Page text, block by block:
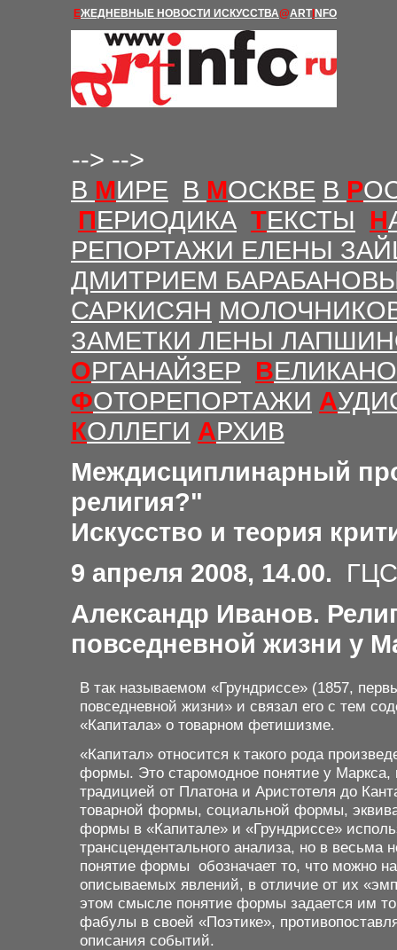
ЕЖЕДНЕВНЫЕ Н ОВОСТИ ИСКУССТВА@ARTI NFO
--> -->
В МИРЕ В МОСКВЕ В Р
ПЕРИОДИКА ТЕКСТЫ Н
РЕПОРТАЖИ ЕЛЕНЫ
ДМИТРИЕМ
САРКИСЯН
ЗАМЕТКИ ЛЕНЫ
ОРГАНАЙЗЕР В
ФОТОРЕПОРТАЖИ А
КОЛЛЕГИ АРХИВ
Междисциплинарный
религия?"
Искусство и теория
9 апреля 2008, 14.00.
Александр Иванов.
повседневной жизни у
В так называемом «Грундриссе» (1857,
повседневной жизни» и связал его с тем
«Капитала» о товарном фетишизме.
«Капитал» относится к такого рода
формы. Это старомодное понятие у Маркса,
традицией от Платона и Аристотеля до
товарной формы, социальной формы,
формы в «Капитале» и «Грундриссе»
трансцендентального анализа, но в
понятие формы обозначает то, что можно
описываемых явлений, в отличие от их
этом смысле понятие формы задается им
фабулы в своей «Поэтике»,
описания событий.